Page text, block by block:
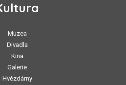
Muzea
Divadla
Kina
Galerie
Hvězdárny